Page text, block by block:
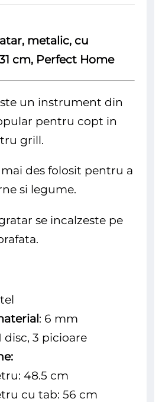
metalic, cu
cm, Perfect Home
un instrument din
pentru copt in
grill.
des folosit pentru a
si legume.
se incalzeste pe
: 6 mm
disc, 3 picioare
48.5 cm
cu tab: 56 cm